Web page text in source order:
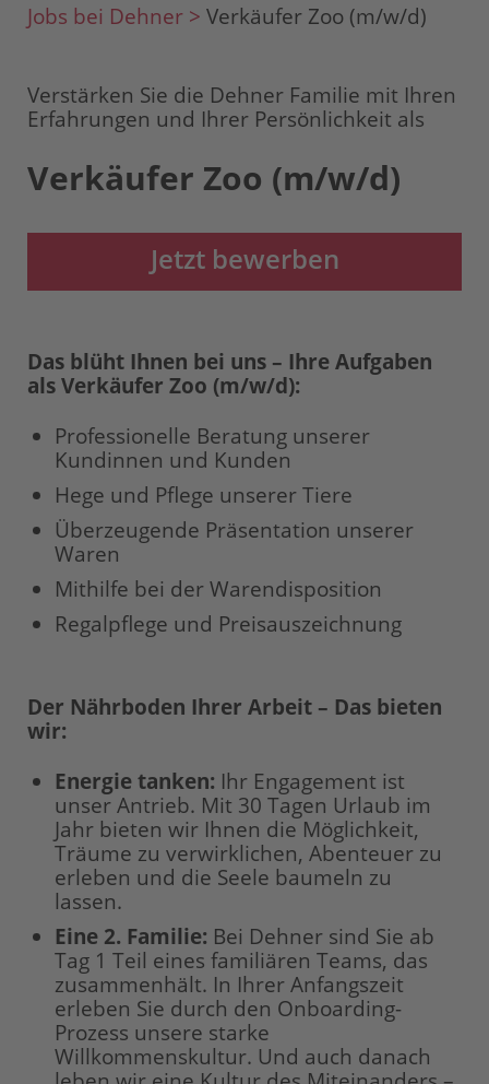
Jobs bei Dehner > Verkäufer Zoo (m/w/d)
Verstärken Sie die Dehner Familie mit Ihren
Erfahrungen und Ihrer Persönlichkeit als
Verkäufer Zoo (m/w/d)
Jetzt bewerben
Das blüht Ihnen bei uns – Ihre Aufgaben
als Verkäufer Zoo (m/w/d):
Professionelle Beratung unserer
Kundinnen und Kunden
Hege und Pflege unserer Tiere
Überzeugende Präsentation unserer
Waren
Mithilfe bei der Warendisposition
Regalpflege und Preisauszeichnung
Der Nährboden Ihrer Arbeit – Das bieten
wir:
Energie tanken: Ihr Engagement ist
unser Antrieb. Mit 30 Tagen Urlaub im
Jahr bieten wir Ihnen die Möglichkeit,
Träume zu verwirklichen, Abenteuer zu
erleben und die Seele baumeln zu
lassen.
Eine 2. Familie: Bei Dehner sind Sie ab
Tag 1 Teil eines familiären Teams, das
zusammenhält. In Ihrer Anfangszeit
erleben Sie durch den Onboarding-
Prozess unsere starke
Willkommenskultur. Und auch danach